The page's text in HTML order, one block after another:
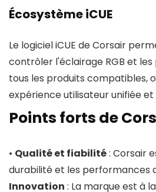
Écosystème iCUE
Le logiciel iCUE de Corsair
contrôler l'éclairage RGB et
tous les produits compatibles,
expérience utilisateur unifiée
Points forts de
• Qualité et fiabilité: Corsair
durabilité et les performances
Innovation : La marque est à